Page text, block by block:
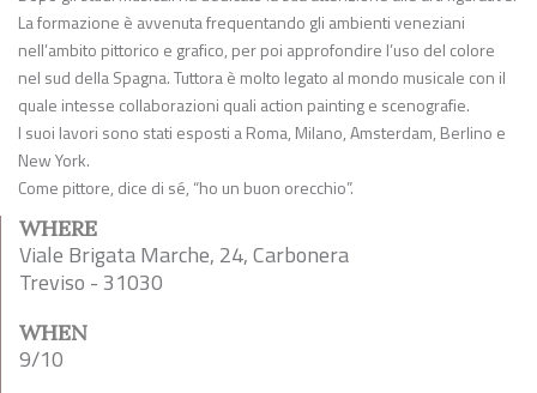
La formazione è avvenuta frequentando gli ambienti veneziani
nell’ambito pittorico e grafico, per poi approfondire l’uso del colore
nel sud della Spagna. Tuttora è molto legato al mondo musicale con il
quale intesse collaborazioni quali action painting e scenografie.
I suoi lavori sono stati esposti a Roma, Milano, Amsterdam, Berlino e
New York.
Come pittore, dice di sé, “ho un buon orecchio”.
WHERE
Viale Brigata Marche, 24, Carbonera
Treviso - 31030
WHEN
9/10